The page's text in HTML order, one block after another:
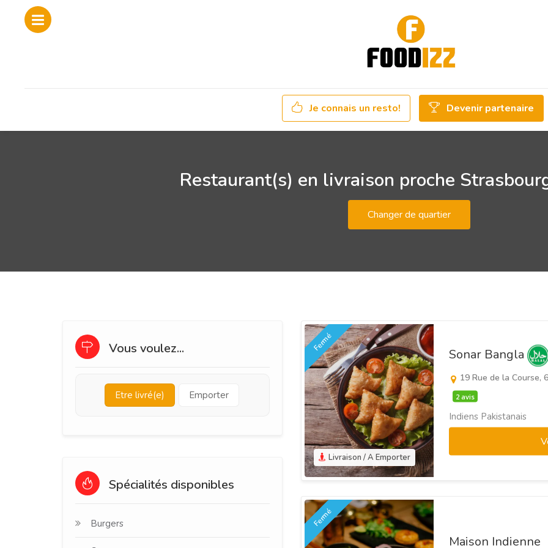
Je connais un resto! Devenir partenaire
Restaurant(s) en livraison proche
Changer de quartier
Vous voulez...
Etre livré(e) Emporter
Spécialités disponibles
Burgers
Livraison / A Emporter
Fermé
Sonar Bangla
19 Rue de la Course,
2 avis
Indiens Pakistanais
Fermé
Maison Indienne